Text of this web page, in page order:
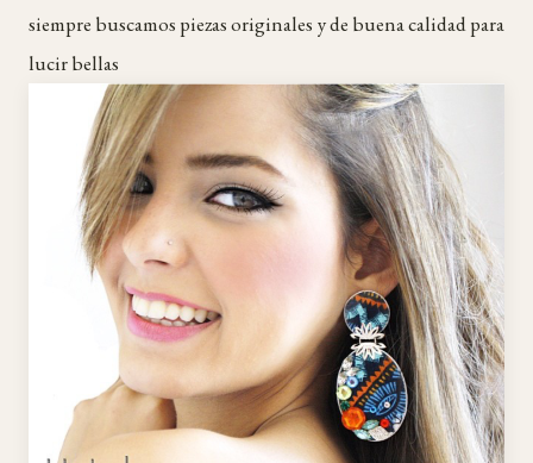
siempre buscamos piezas originales y de buena calidad para
lucir bellas